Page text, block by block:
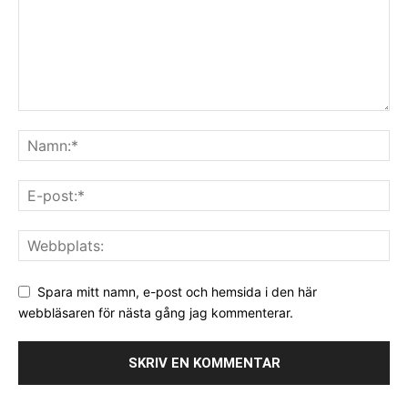
Spara mitt namn, e-post och hemsida i den här
webbläsaren för nästa gång jag kommenterar.